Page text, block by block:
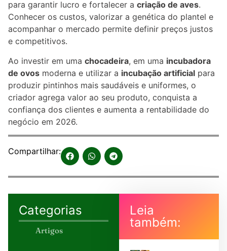
para garantir lucro e fortalecer a criação de aves.
Conhecer os custos, valorizar a genética do plantel e
acompanhar o mercado permite definir preços justos
e competitivos.
Ao investir em uma chocadeira, em uma incubadora
de ovos moderna e utilizar a incubação artificial para
produzir pintinhos mais saudáveis e uniformes, o
criador agrega valor ao seu produto, conquista a
confiança dos clientes e aumenta a rentabilidade do
negócio em 2026.
Compartilhar:
Categorias
Artigos
Leia
também: